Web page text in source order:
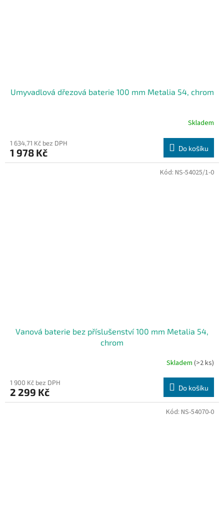
Umyvadlová dřezová baterie 100 mm Metalia 54, chrom
Skladem
1 634,71 Kč bez DPH
1 978 Kč Do košíku
Vanová baterie bez příslušenství­ 100 mm Metalia 54,
chrom
Skladem (>2 ks)
1 900 Kč bez DPH
2 299 Kč Do košíku
Kód: NS-54025/1-0
Kód: NS-54070-0